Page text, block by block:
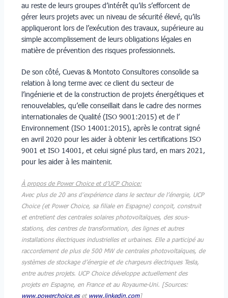
au reste de leurs groupes d’intérêt qu’ils s’efforcent de
gérer leurs projets avec un niveau de sécurité élevé, qu’ils
appliqueront lors de l’exécution des travaux, supérieure au
simple accomplissement de leurs obligations légales en
matière de prévention des risques professionnels.
De son côté, Cuevas & Montoto Consultores consolide sa
relation à long terme avec ce client du secteur de
l’ingénierie et de la construction de projets énergétiques et
renouvelables, qu’elle conseillait dans le cadre des normes
internationales de Qualité (ISO 9001:2015) et de l’
Environnement (ISO 14001:2015), après le contrat signé
en avril 2020 pour les aider à obtenir les certifications ISO
9001 et ISO 14001, et celui signé plus tard, en mars 2021,
pour les aider à les maintenir.
À propos de Power Choice et d’UCP Choice:
Avec plus de 20 ans d’expérience dans le secteur de l’énergie, UCP
Choice (et Power Choice, sa filiale en Espagne) conçoit, construit
et entretient des centrales solaires photovoltaïques, des sous-
stations, des centres de transformation, des lignes et autres
installations électriques industrielles et urbaines. Elle a participé au
raccordement de plus de 500 MW de centrales photovoltaïques, de
systèmes de stockage d’énergie et de chargeurs électriques Tesla,
entre autres projets. UCP Choice développe actuellement des
projets en Espagne, en France et au Royaume-Uni. [Sources:
www.powerchoice.esetwww.linkedin.com]